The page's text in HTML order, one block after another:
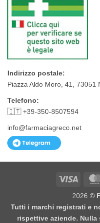
Indirizzo postale:
Piazza Aldo Moro, 41, 73051
Telefono:
🇮🇹 +39-350-8507594
info@farmaciagreco.net
Visa
2026 ©
Tutti i marchi registrati e
rispettive aziende.